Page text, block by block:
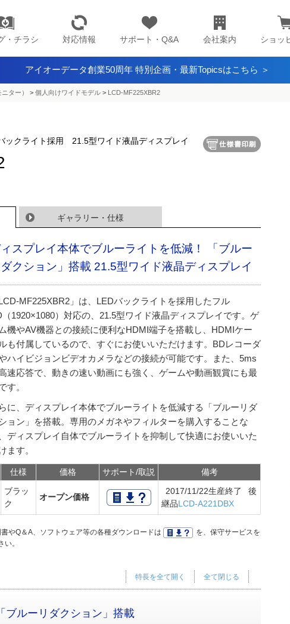
・チラシ 対応情報 サポート・Q&A 会社案内 ショッ
アイオーデータ創業50周年 特別企画・最新Topicsはこちら ＞
ター） > 個人向けワイドモデル > LCD-MF225XBR2
ックライト採用 21.5型ワイド液晶ディスプレイ
ギャラリー・仕様
スプレイ本体でブルーライトを低減！ 「ブルー
ダクション」搭載 21.5型ワイド液晶ディスプレイ
LCD-MF225XBR2」は、LEDバックライトを採用したフル
（1920×1080）対応の、21.5型ワイド液晶ディスプレイです。ゲ
機やAV機器との接続に便利なHDMI端子を搭載し、HDMIケー
も付属しているので、すぐにお使いいただけます。BDレコーダ
ハイビジョンビデオカメラなどの接続が可能です。また、5ms
速応答で、動きの速い動画にも強く、ゲームや動画観賞にも最
す。
に、ディスプレイ本体でブルーライトを低減する「ブルーリダ
ョン」を搭載。専用のメガネやフィルターを購入することな
ディスプレイ自体でブルーライトを抑制して快適にお使いいた
ます。
仕様 価格 サポート/取説 備考
ブラッ
ク
オープン価格
2017/11/22生産終了 後
継品LCD-A221DBX
やQ＆A、ソフトウェア等の各種ダウンロードは
を、保守サービスを
。
全て閉じる
特長を全て開く
ブルーリダクション」搭載